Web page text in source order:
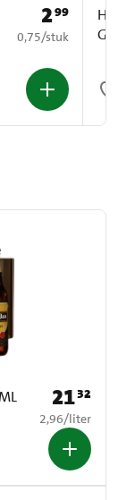
Prijs: € 2,99
299
€ 0,75 per stuk
0,75/stuk
Prijs: € 21,32
2132
€ 2,96 per liter
2,96/liter